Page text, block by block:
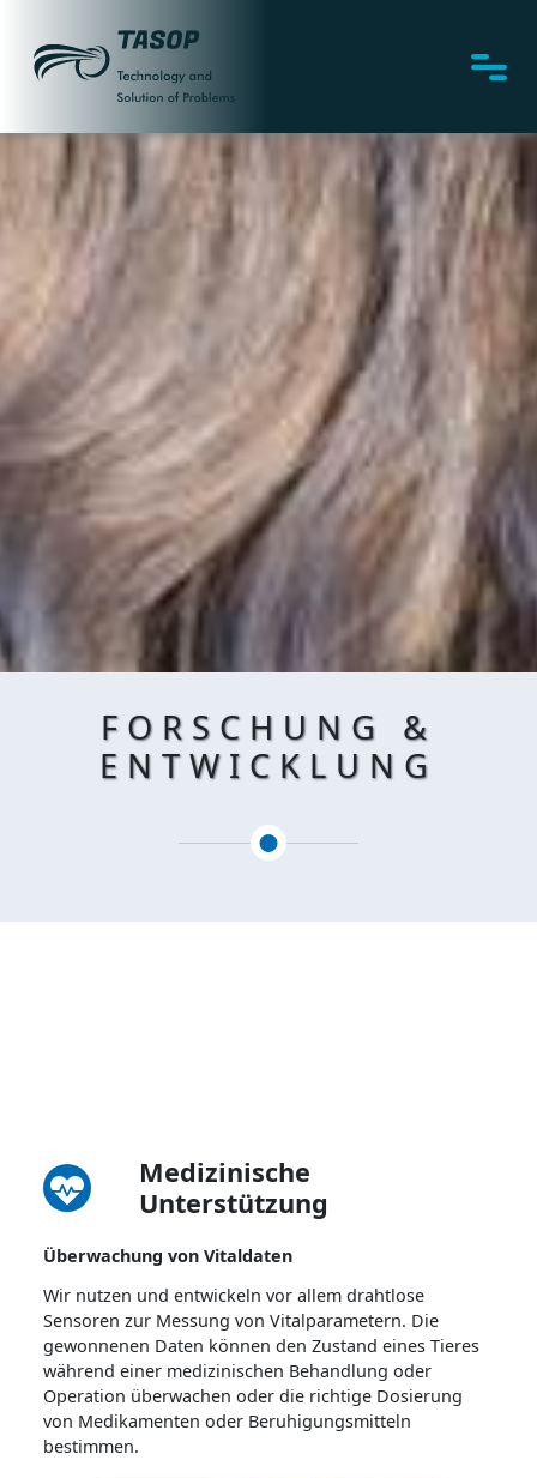
FORSCHUNG &
ENTWICKLUNG
Medizinische
Unterstützung
Überwachung von Vitaldaten
Wir nutzen und entwickeln vor allem drahtlose
Sensoren zur Messung von Vitalparametern. Die
gewonnenen Daten können den Zustand eines Tieres
während einer medizinischen Behandlung oder
Operation überwachen oder die richtige Dosierung
von Medikamenten oder Beruhigungsmitteln
bestimmen.